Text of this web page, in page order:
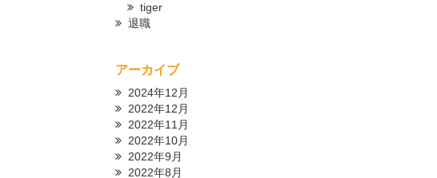
tiger
退職
アーカイブ
2024年12月
2022年12月
2022年11月
2022年10月
2022年9月
2022年8月